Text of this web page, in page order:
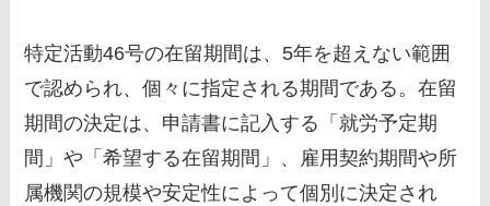
特定活動46号の在留期間は、5年を超えない範囲
で認められ、個々に指定される期間である。在留
期間の決定は、申請書に記入する「就労予定期
間」や「希望する在留期間」、雇用契約期間や所
属機関の規模や安定性によって個別に決定され